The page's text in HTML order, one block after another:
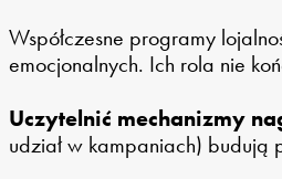
Współczesne programy
emocjonalnych. Ich rola nie
Uczytelnić mechanizmy
udział w kampaniach) budują